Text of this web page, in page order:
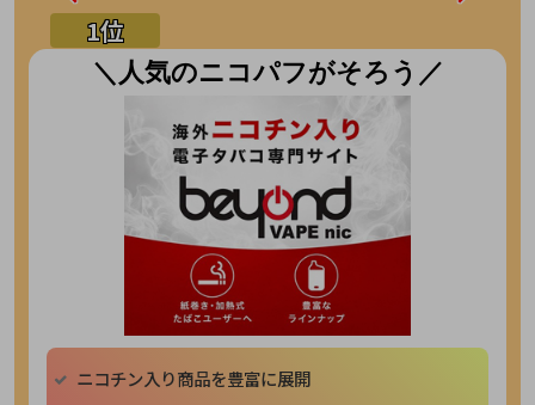
＼人気のニコパフがそろう／
ニコチン入り商品を豊富に展開